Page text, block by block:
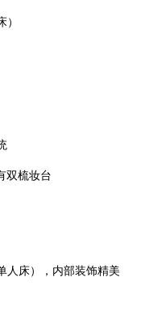
双梳妆台
人床），内部装饰精美